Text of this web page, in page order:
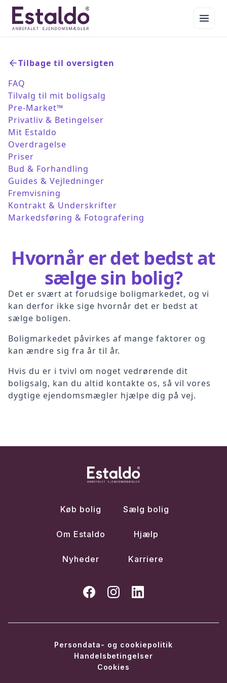
Tilbage til oversigten
FAQ
Tilvalg til mit boligsalg
Pre-Market™
Privatliv & Betingelser
Mit Estaldo
Overdragelse
Priser
Bud & Forhandling
Guides & Vejledninger
Fremvisning
Kontrakt & Underskrifter
Markedsføring & Fotografering
Hvornår er det bedst at
sælge sin bolig?
Det er svært at forudsige boligmarkedet, og vi
kan derfor ikke sige hvornår det er bedst at
sælge boligen.
Boligmarkedet påvirkes af mange faktorer og
kan ændre sig fra år til år.
Hvis du er i tvivl om noget vedrørende dit
boligsalg, kan du altid kontakte os, så vil vores
dygtige ejendomsmægler hjælpe dig på vej.
Køb bolig Sælg bolig
Om Estaldo Hjælp
Nyheder Karriere
Persondata- og cookiepolitik
Handelsbetingelser
Cookies